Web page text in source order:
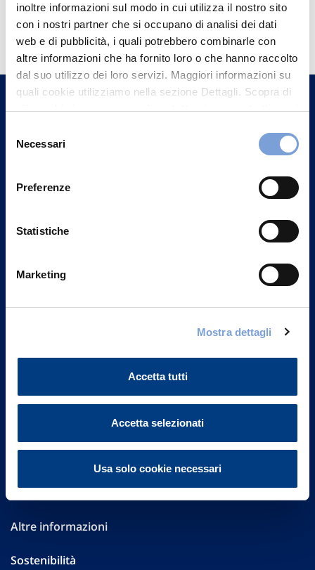
inoltre informazioni sul modo in cui utilizza il nostro sito
con i nostri partner che si occupano di analisi dei dati
web e di pubblicità, i quali potrebbero combinarle con
altre informazioni che ha fornito loro o che hanno raccolto
dal suo utilizzo dei loro servizi. Maggiori informazioni su
quali cookie utilizziamo nella sezione Dettagli. Scopra di
più su chi siamo, come può contattarci e come trattiamo i
può trovare nel footer del sito nella sezione "Informativa
delNecessari
Preferenze
Statistiche
Marketing
Mostra dettagli
Accetta tutti
Accetta selezionati
Usa solo cookie necessari
Hai bisogno di
informazioni?
Trova l'Agenzia più vicina a te e parla con
un nostro Agente.
Via Ignazio Gardella, 2
Investor Relations
Altre informazioni
Sostenibilità